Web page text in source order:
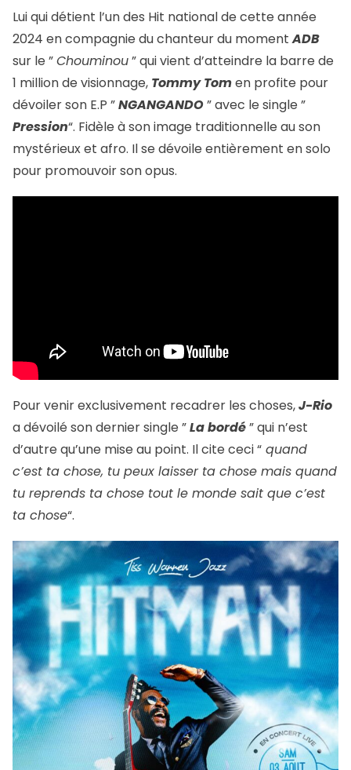
Lui qui détient l’un des Hit national de cette année
2024 en compagnie du chanteur du momentADB
sur le ”Chouminou” qui vient d’atteindre la barre de
1 million de visionnage, Tommy Tomen profite pour
dévoiler son E.P ”NGANGANDO” avec le single ”
Pression“. Fidèle à son image traditionnelle au son
mystérieux et afro. Il se dévoile entièrement en solo
pour promouvoir son opus.
Pour venir exclusivement recadrer les choses,J-Rio
a dévoilé son dernier single ”La bordé” qui n’est
d’autre qu’une mise au point. Il cite ceci “ quand
c’est ta chose, tu peux laisser ta chose mais quand
tu reprends ta chose tout le monde sait que c’est
ta chose“.